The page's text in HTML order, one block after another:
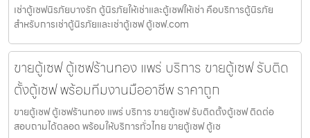
เช่าตู้เซฟนิรภัยบางรัก ตู้นิรภัยให้เช่าและตู้เซฟให้เช่า คือบริการตู้นิรภัย
สำหรับการเช่าตู้นิรภัยและเช่าตู้เซฟ ตู้เซฟ.com
ขายตู้เซฟ ตู้เซฟร้านทอง แพร่ บริการ ขายตู้เซฟ รับติด
ตั้งตู้เซฟ พร้อมทีมงานมืออาชีพ ราคาถูก
ขายตู้เซฟ ตู้เซฟร้านทอง แพร่ บริการ ขายตู้เซฟ รับติดตั้งตู้เซฟ ติดต่อ
สอบถามได้ตลอด พร้อมให้บริการทั่วไทย ขายตู้เซฟ ตู้เซ